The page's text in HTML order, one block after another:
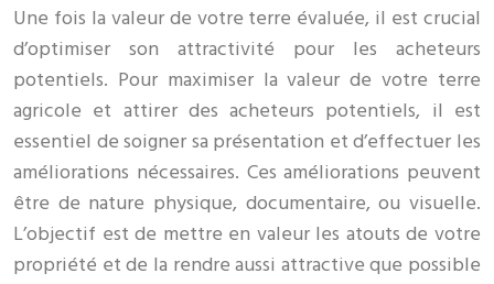
Une fois la valeur de votre terre évaluée, il est crucial
d’optimiser son attractivité pour les acheteurs
potentiels. Pour maximiser la valeur de votre terre
agricole et attirer des acheteurs potentiels, il est
essentiel de soigner sa présentation et d’effectuer les
améliorations nécessaires. Ces améliorations peuvent
être de nature physique, documentaire, ou visuelle.
L’objectif est de mettre en valeur les atouts de votre
propriété et de la rendre aussi attractive que possible